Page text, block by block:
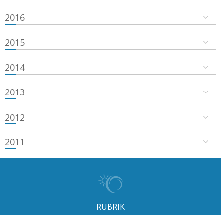
2016
2015
2014
2013
2012
2011
RUBRIK